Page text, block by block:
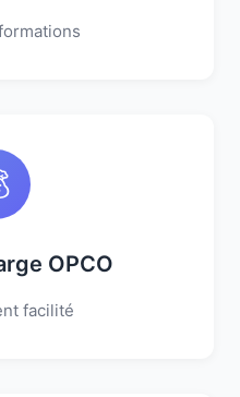
OPCO
facilité